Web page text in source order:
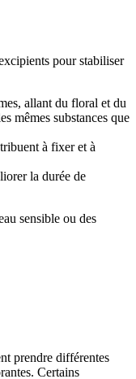
pour stabiliser
allant du floral et du
mêmes substances que
à fixer et à
la durée de
sensible ou des
prendre différentes
Certains